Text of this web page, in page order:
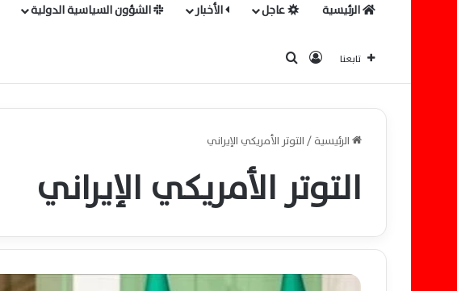
الرئيسية عاجل الأخبار الشؤون السياسية الدولية
تابعنا تسجيل الدخول
الرئيسية/التوتر الأمريكي الإيراني
التوتر الأمريكي الإيراني